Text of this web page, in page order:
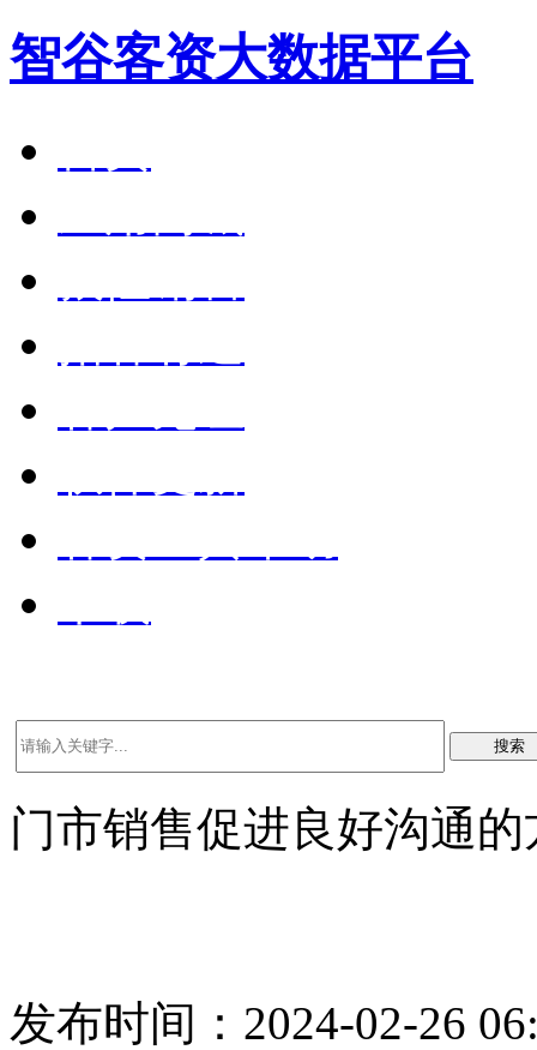
智谷客资大数据平台
搜索
门市销售促进良好沟通
发布时间：2024-02-26